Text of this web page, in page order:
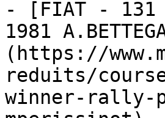
- [FIAT - 131
1981
(https://
reduits/
winner-rally-